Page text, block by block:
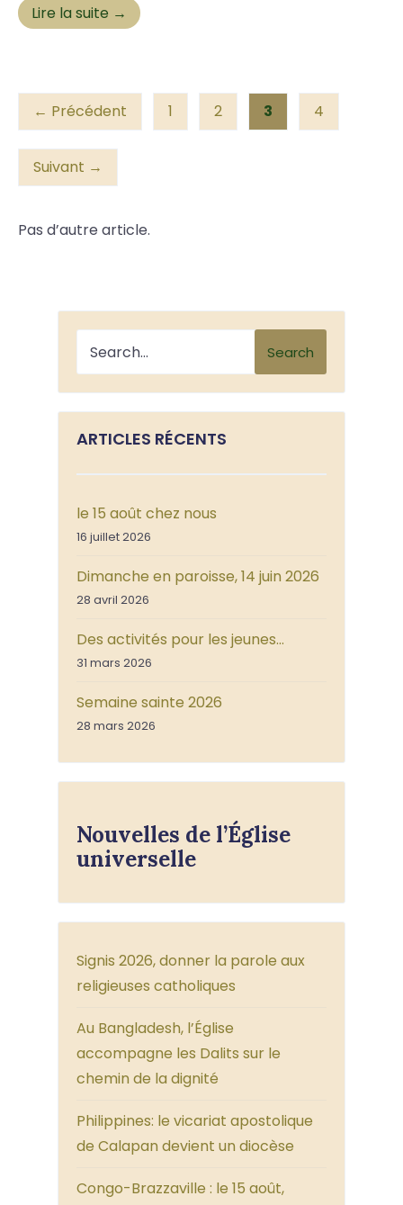
Lire la suite →
← Précédent 1 2 3 4
Suivant →
Pas d’autre article.
Search
ARTICLES RÉCENTS
le 15 août chez nous
16 juillet 2026
Dimanche en paroisse, 14 juin 2026
28 avril 2026
Des activités pour les jeunes…
31 mars 2026
Semaine sainte 2026
28 mars 2026
Nouvelles de l’Église
universelle
Signis 2026, donner la parole aux
religieuses catholiques
Au Bangladesh, l’Église
accompagne les Dalits sur le
chemin de la dignité
Philippines: le vicariat apostolique
de Calapan devient un diocèse
Congo-Brazzaville : le 15 août,